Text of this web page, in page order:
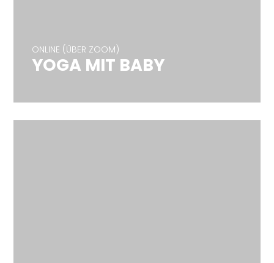
ONLINE (ÜBER ZOOM)
YOGA MIT BABY
YOGA MIT BABY